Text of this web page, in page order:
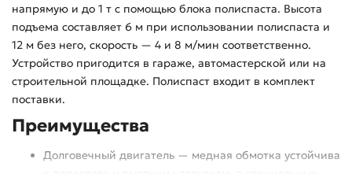
напрямую и до 1 т с помощью блока полиспаста. Высота
подъема составляет 6 м при использовании полиспаста и
12 м без него, скорость — 4 и 8 м/мин соответственно.
Устройство пригодится в гараже, автомастерской или на
строительной площадке. Полиспаст входит в комплект
поставки.
Преимущества
Долговечный двигатель — медная обмотка устойчива